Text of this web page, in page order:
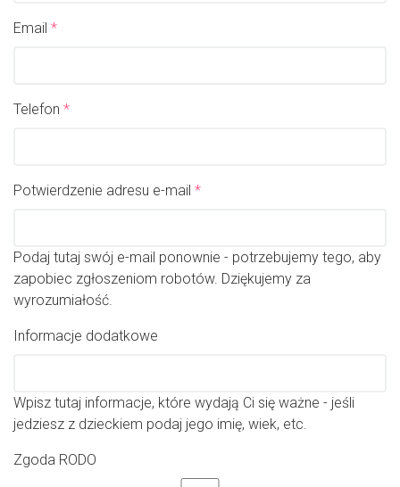
Email *
Telefon *
Potwierdzenie adresu e-mail *
Podaj tutaj swój e-mail ponownie - potrzebujemy tego, aby
zapobiec zgłoszeniom robotów. Dziękujemy za
wyrozumiałość.
Informacje dodatkowe
Wpisz tutaj informacje, które wydają Ci się ważne - jeśli
jedziesz z dzieckiem podaj jego imię, wiek, etc.
Zgoda RODO